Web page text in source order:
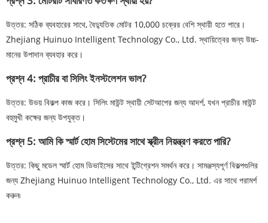
উত্তর: সঠিক ব্যবহারের সাথে, বৈদ্যুতিক মোটর 10,000 চক্রের বেশি স্থায়ী হতে পারে।
Zhejiang Huinuo Intelligent Technology Co., Ltd. স্থায়িত্বের জন্য উচ্চ-
মানের উপাদান ব্যবহার করে।
প্রশ্ন 4: প্রাচীর বা সিলিং ইনস্টলেশন ভাল?
উত্তর: উভয় বিকল্প কাজ করে। সিলিং মাউন্ট স্থায়ী সেটআপের জন্য আদর্শ, যখন প্রাচীর মাউন্ট
বহুমুখী কক্ষের জন্য উপযুক্ত।
প্রশ্ন 5: আমি কি স্মার্ট হোম সিস্টেমের সাথে স্ক্রীন নিয়ন্ত্রণ করতে পারি?
উত্তর: কিছু মডেল স্মার্ট হোম ডিভাইসের সাথে ইন্টিগ্রেশন সমর্থন করে। সামঞ্জস্যপূর্ণ বিকল্পগুলির
জন্য Zhejiang Huinuo Intelligent Technology Co., Ltd. এর সাথে পরামর্শ
করুন৷